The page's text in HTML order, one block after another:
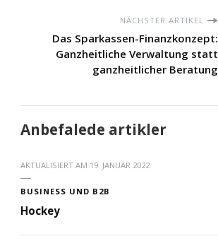
NÄCHSTER ARTIKEL
Das Sparkassen-Finanzkonzept:
Ganzheitliche Verwaltung statt
ganzheitlicher Beratung
Anbefalede artikler
AKTUALISIERT AM 19. JANUAR 2022
BUSINESS UND B2B
Hockey